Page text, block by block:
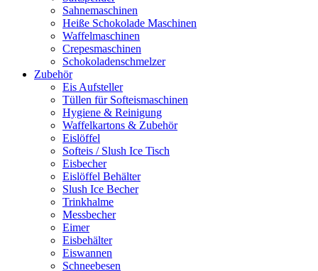
Sahnemaschinen
Heiße Schokolade Maschinen
Waffelmaschinen
Crepesmaschinen
Schokoladenschmelzer
Zubehör
Eis Aufsteller
Tüllen für Softeismaschinen
Hygiene & Reinigung
Waffelkartons & Zubehör
Eislöffel
Softeis / Slush Ice Tisch
Eisbecher
Eislöffel Behälter
Slush Ice Becher
Trinkhalme
Messbecher
Eimer
Eisbehälter
Eiswannen
Schneebesen